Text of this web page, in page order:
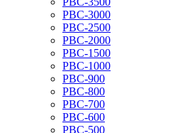
РВС-3000
РВС-2500
РВС-2000
РВС-1500
РВС-1000
РВС-900
РВС-800
РВС-700
РВС-600
РВС-500